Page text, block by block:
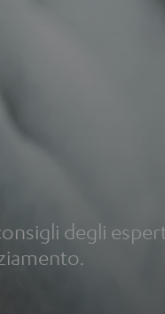
degli